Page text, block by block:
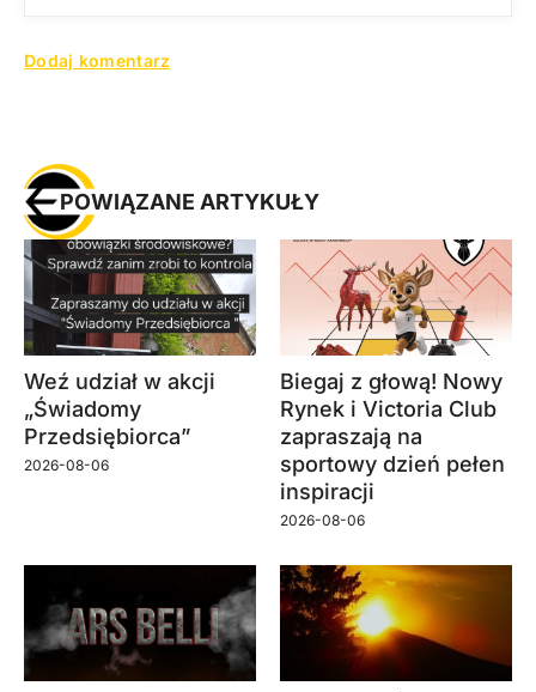
POWIĄZANE ARTYKUŁY
Weź udział w akcji
„Świadomy
Przedsiębiorca”
2026-08-06
Biegaj z głową! Nowy
Rynek i Victoria Club
zapraszają na
sportowy dzień pełen
inspiracji
2026-08-06